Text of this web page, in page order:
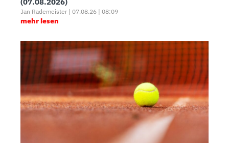
Jan Rademeister | 07.08.26 | 08:09
mehr lesen